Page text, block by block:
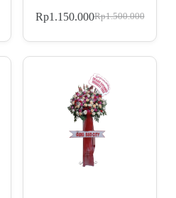
Rp1.500.000
Rp1.150.000